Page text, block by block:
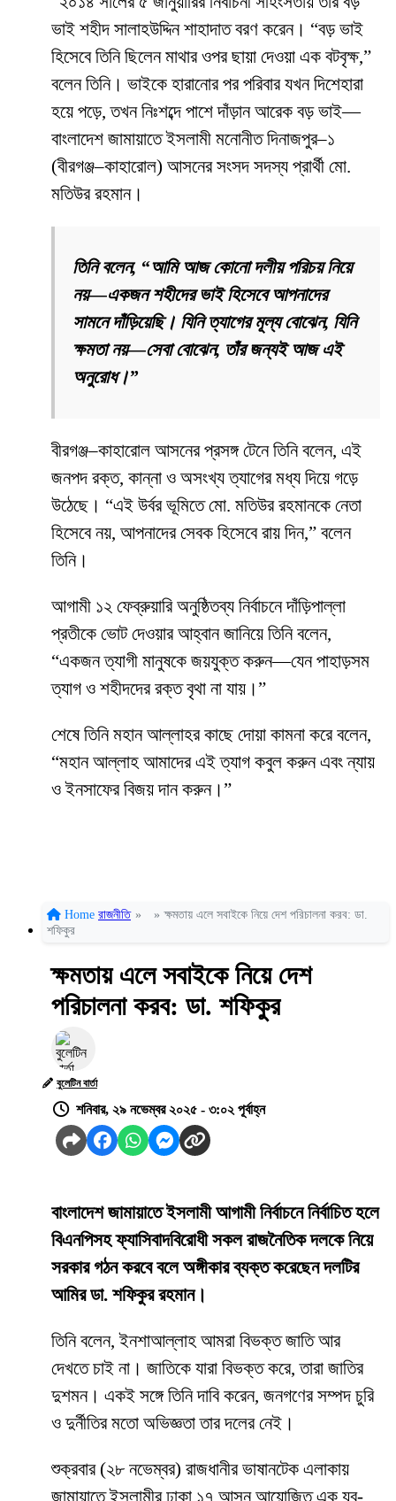
ভাই শহীদ সালাহউদ্দিন শাহাদাত বরণ করেন। “বড় ভাই
হিসেবে তিনি ছিলেন মাথার ওপর ছায়া দেওয়া এক বটবৃক্ষ,”
বলেন তিনি। ভাইকে হারানোর পর পরিবার যখন দিশেহারা
হয়ে পড়ে, তখন নিঃশব্দে পাশে দাঁড়ান আরেক বড় ভাই—
বাংলাদেশ জামায়াতে ইসলামী মনোনীত দিনাজপুর–১
(বীরগঞ্জ–কাহারোল) আসনের সংসদ সদস্য প্রার্থী মো.
মতিউর রহমান।
তিনি বলেন, “আমি আজ কোনো দলীয় পরিচয় নিয়ে
নয়—একজন শহীদের ভাই হিসেবে আপনাদের
সামনে দাঁড়িয়েছি। যিনি ত্যাগের মূল্য বোঝেন, যিনি
ক্ষমতা নয়—সেবা বোঝেন, তাঁর জন্যই আজ এই
অনুরোধ।”
বীরগঞ্জ–কাহারোল আসনের প্রসঙ্গ টেনে তিনি বলেন, এই
জনপদ রক্ত, কান্না ও অসংখ্য ত্যাগের মধ্য দিয়ে গড়ে
উঠেছে। “এই উর্বর ভূমিতে মো. মতিউর রহমানকে নেতা
হিসেবে নয়, আপনাদের সেবক হিসেবে রায় দিন,” বলেন
তিনি।
আগামী ১২ ফেব্রুয়ারি অনুষ্ঠিতব্য নির্বাচনে দাঁড়িপাল্লা
প্রতীকে ভোট দেওয়ার আহ্বান জানিয়ে তিনি বলেন,
“একজন ত্যাগী মানুষকে জয়যুক্ত করুন—যেন পাহাড়সম
ত্যাগ ও শহীদদের রক্ত বৃথা না যায়।”
শেষে তিনি মহান আল্লাহর কাছে দোয়া কামনা করে বলেন,
“মহান আল্লাহ আমাদের এই ত্যাগ কবুল করুন এবং ন্যায়
ও ইনসাফের বিজয় দান করুন।”
Home রাজনীতি » » ক্ষমতায় এলে সবাইকে নিয়ে দেশ পরিচালনা করব: ডা.
শফিকুর
ক্ষমতায় এলে সবাইকে নিয়ে দেশ
পরিচালনা করব: ডা. শফিকুর
বুলেটিন বার্তা
শনিবার, ২৯ নভেম্বর ২০২৫ - ৩:০২ পূর্বাহ্ন
বাংলাদেশ জামায়াতে ইসলামী আগামী নির্বাচনে নির্বাচিত হলে
বিএনপিসহ ফ্যাসিবাদবিরোধী সকল রাজনৈতিক দলকে নিয়ে
সরকার গঠন করবে বলে অঙ্গীকার ব্যক্ত করেছেন দলটির
আমির ডা. শফিকুর রহমান।
তিনি বলেন, ইনশাআল্লাহ আমরা বিভক্ত জাতি আর
দেখতে চাই না। জাতিকে যারা বিভক্ত করে, তারা জাতির
দুশমন। একই সঙ্গে তিনি দাবি করেন, জনগণের সম্পদ চুরি
ও দুর্নীতির মতো অভিজ্ঞতা তার দলের নেই।
শুক্রবার (২৮ নভেম্বর) রাজধানীর ভাষানটেক এলাকায়